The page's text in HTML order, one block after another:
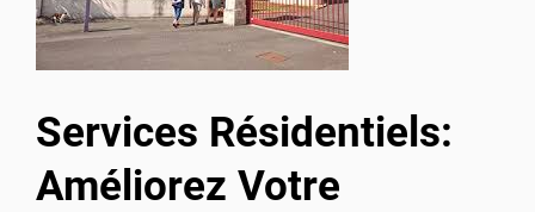
Services Résidentiels:
Améliorez Votre